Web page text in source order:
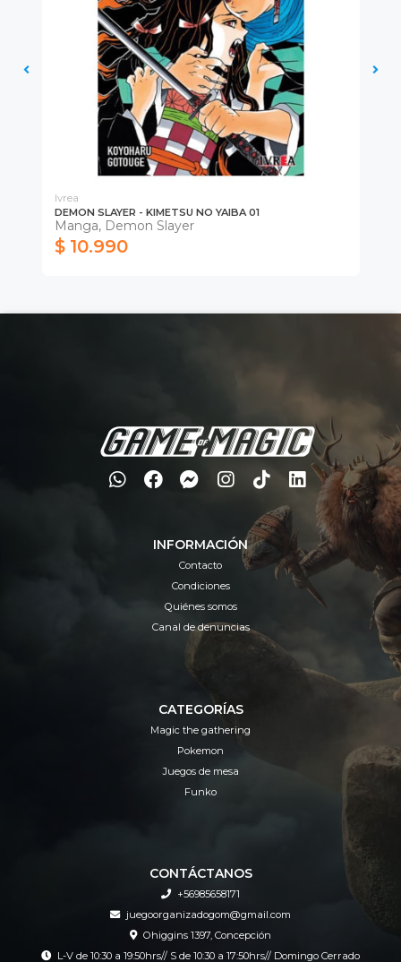
Ivrea
DEMON SLAYER - KIMETSU NO YAIBA 01
Manga, Demon Slayer
$ 10.990
INFORMACIÓN
Contacto
Condiciones
Quiénes somos
Canal de denuncias
CATEGORÍAS
Magic the gathering
Pokemon
Juegos de mesa
Funko
CONTÁCTANOS
+56985658171
juegoorganizadogom@gmail.com
Ohiggins 1397, Concepción
L-V de 10:30 a 19:50hrs// S de 10:30 a 17:50hrs// Domingo Cerrado